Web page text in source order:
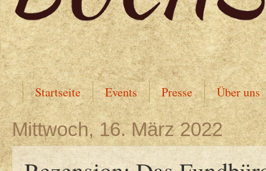
Startseite Events Presse Über uns
Mittwoch, 16. März 2022